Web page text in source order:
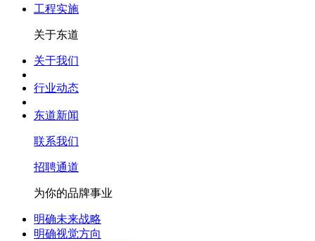
工程实施
关于东道
关于我们
行业动态
东道新闻
联系我们
招聘通道
为你的品牌事业
明确未来战略
明确视觉方向